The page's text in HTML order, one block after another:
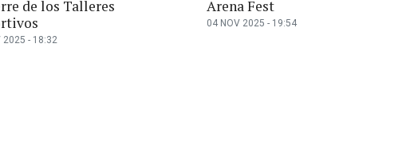
de los Talleres
2025 - 18:32
Arena Fest
04 NOV 2025 - 19:54